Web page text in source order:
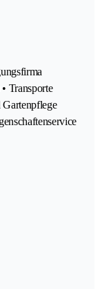
Transporte
Gartenpflege